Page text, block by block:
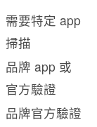
需要特定 app
掃描
品牌 app 或
官方驗證
品牌官方驗證